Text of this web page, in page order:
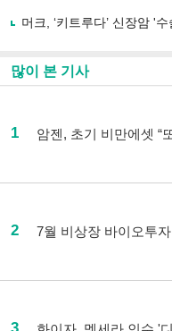
머크, ‘키트루다’ 신장암 '
많이 본 기사
1 암젠, 초기 비만에셋 “
2 7월 비상장 바이오투